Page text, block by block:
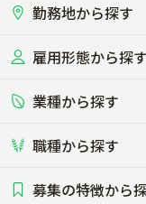
勤務地から探す
北海道
関東
東海
雇用形態から探す
正社員
短期アルバイト
その他（独立・副業な
業種から探す
畜産（酪農･肉
職種から探す
農場･牧場･現場職
募集の特徴から